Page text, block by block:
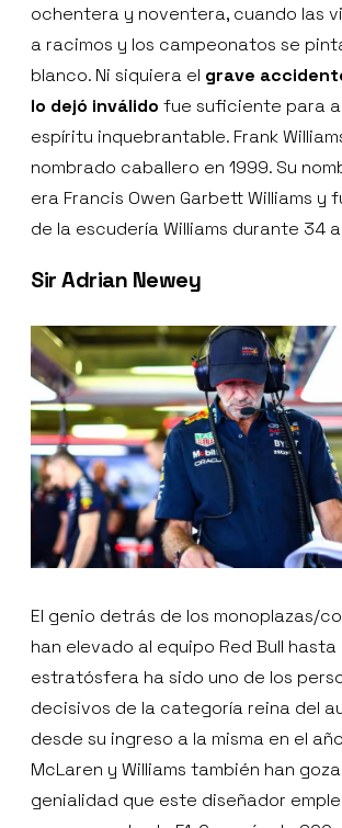
ochentera y noventera, cuando las
a racimos y los campeonatos se
blanco. Ni siquiera el grave
lo dejó inválido fue suficiente para
espíritu inquebrantable. Frank
nombrado caballero en 1999. Su
era Francis Owen Garbett Williams y
de la escudería Williams durante 34
Sir Adrian Newey
El genio detrás de los monoplazas/
han elevado al equipo Red Bull hasta
estratósfera ha sido uno de los
decisivos de la categoría reina del
desde su ingreso a la misma en el
McLaren y Williams también han
genialidad que este diseñador